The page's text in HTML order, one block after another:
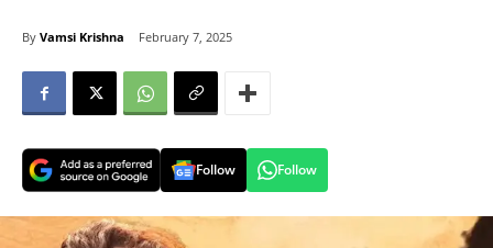
By Vamsi Krishna February 7, 2025
Follow Follow